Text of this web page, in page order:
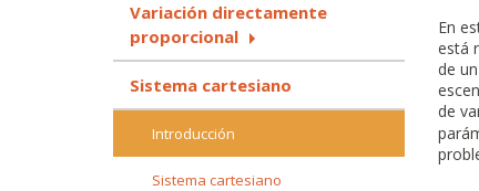
Variación directamente
proporcional
Sistema cartesiano
Introducción
Sistema cartesiano
En
está
de
de